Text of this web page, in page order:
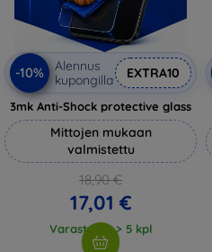
-10%
Alennus
kupongilla
EXTRA10
3mk Anti-Shock protective glass
Mittojen mukaan
valmistettu
18,90 €
17,01 €
Varastossa > 5 kpl